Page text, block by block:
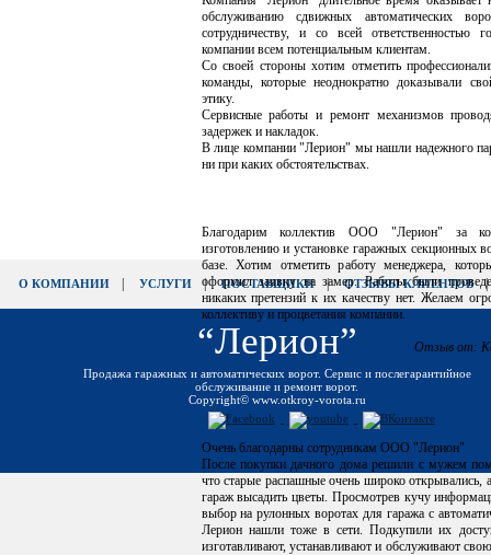
обслуживанию сдвижных автоматических
сотрудничеству, и со всей ответственностью
компании всем потенциальным клиентам.
Со своей стороны хотим отметить
команды, которые неоднократно доказывали
этику.
Сервисные работы и ремонт механизмов
задержек и накладок.
В лице компании "Лерион" мы нашли надежного
ни при каких обстоятельствах.
Благодарим коллектив ООО "Лерион" за
изготовлению и установке гаражных секционных
базе. Хотим отметить работу менеджера,
оформил заявку на замер. Работы были
никаких претензий к их качеству нет. Желаем
коллективу и процветания компании.
Отзыв от:
Очень благодарны сотрудникам ООО "Лерион"
После покупки дачного дома решили с мужем
что старые распашные очень широко открывались,
гараж высадить цветы. Просмотрев кучу
выбор на рулонных воротах для гаража с
Лерион нашли тоже в сети. Подкупили их
изготавливают, устанавливают и обслуживают
О КОМПАНИИ УСЛУГИ | ПОСТАВЩИКИ | ОТЗЫВЫ КЛИЕНТОВ
“Лерион”
Продажа гаражных и автоматических ворот. Сервис и послегарантийное
обслуживание и ремонт ворот.
Copyright© www.otkroy-vorota.ru